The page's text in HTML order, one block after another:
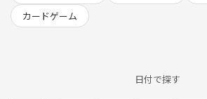
カードゲーム
日付で探す